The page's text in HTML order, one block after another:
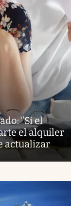
“Si el
el alquiler
actualizar